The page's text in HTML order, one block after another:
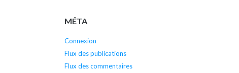
MÉTA
Connexion
Flux des publications
Flux des commentaires